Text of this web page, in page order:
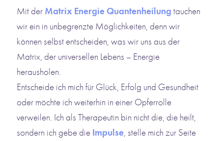
Mit der Matrix Energie Quantenheilung tauchen
wir ein in unbegrenzte Möglichkeiten, denn wir
können selbst entscheiden, was wir uns aus der
Matrix, der universellen Lebens – Energie
herausholen.
Entscheide ich mich für Glück, Erfolg und Gesundheit
oder möchte ich weiterhin in einer Opferrolle
verweilen. Ich als Therapeutin bin nicht die, die heilt,
sondern ich gebe die Impulse, stelle mich zur Seite